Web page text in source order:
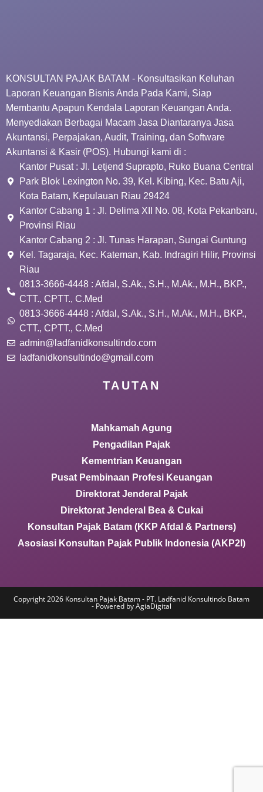
KONSULTAN PAJAK BATAM - Konsultasikan Keluhan
Laporan Keuangan Bisnis Anda Pada Kami, Siap
Membantu Apapun Kendala Laporan Keuangan Anda.
Menyediakan Berbagai Macam Jasa Diantaranya Jasa
Akuntansi, Perpajakan, Audit, Training, dan Software
Akuntansi & Kasir (POS). Hubungi kami di :
Kantor Pusat : Jl. Letjend Suprapto, Ruko Buana Central
Park Blok Lexington No. 39, Kel. Kibing, Kec. Batu Aji,
Kota Batam, Kepulauan Riau 29424
Kantor Cabang 1 : Jl. Delima XII No. 08, Kota Pekanbaru,
Provinsi Riau
Kantor Cabang 2 : Jl. Tunas Harapan, Sungai Guntung
Kel. Tagaraja, Kec. Kateman, Kab. Indragiri Hilir, Provinsi
Riau
0813-3666-4448 : Afdal, S.Ak., S.H., M.Ak., M.H., BKP.,
CTT., CPTT., C.Med
0813-3666-4448 : Afdal, S.Ak., S.H., M.Ak., M.H., BKP.,
CTT., CPTT., C.Med
admin@ladfanidkonsultindo.com
ladfanidkonsultindo@gmail.com
TAUTAN
Mahkamah Agung
Pengadilan Pajak
Kementrian Keuangan
Pusat Pembinaan Profesi Keuangan
Direktorat Jenderal Pajak
Direktorat Jenderal Bea & Cukai
Konsultan Pajak Batam (KKP Afdal & Partners)
Asosiasi Konsultan Pajak Publik Indonesia (AKP2I)
Copyright 2026 Konsultan Pajak Batam - PT. Ladfanid Konsultindo Batam
- Powered by AgiaDigital